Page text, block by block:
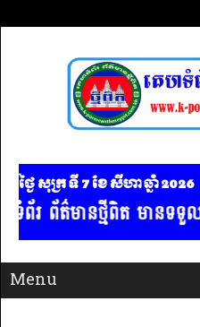
ថ្ងៃ សុក្រ ទី 7​ ខែ សីហា ឆ្នាំ 2026
ព័ត៌មានថ្មីពិត មានទទួល ផ្